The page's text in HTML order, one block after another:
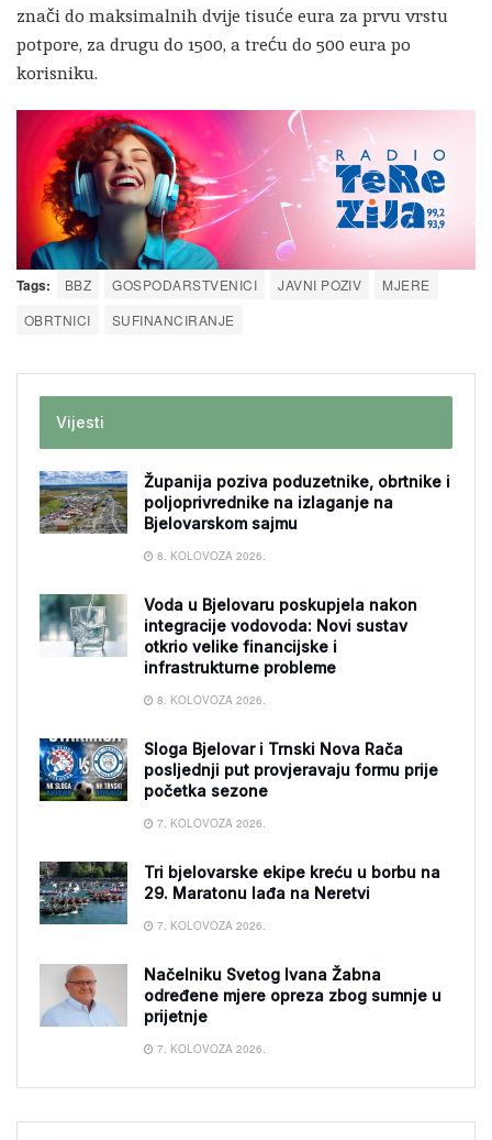
znači do maksimalnih dvije tisuće eura za prvu vrstu
potpore, za drugu do 1500, a treću do 500 eura po
korisniku.
Tags: BBZ GOSPODARSTVENICI JAVNI POZIV
MJERE
OBRTNICI
SUFINANCIRANJE
Vijesti
Županija poziva poduzetnike, obrtnike i
poljoprivrednike na izlaganje na
Bjelovarskom sajmu
8. KOLOVOZA 2026.
Voda u Bjelovaru poskupjela nakon
integracije vodovoda: Novi sustav
otkrio velike financijske i
infrastrukturne probleme
8. KOLOVOZA 2026.
Sloga Bjelovar i Trnski Nova Rača
posljednji put provjeravaju formu prije
početka sezone
7. KOLOVOZA 2026.
Tri bjelovarske ekipe kreću u borbu na
29. Maratonu lađa na Neretvi
7. KOLOVOZA 2026.
Načelniku Svetog Ivana Žabna
određene mjere opreza zbog sumnje u
prijetnje
7. KOLOVOZA 2026.